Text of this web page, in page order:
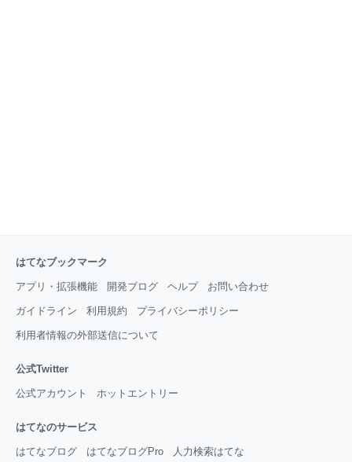
はてなブックマーク
アプリ・拡張機能 開発ブログ ヘルプ お問い合わせ
ガイドライン 利用規約 プライバシーポリシー
利用者情報の外部送信について
公式Twitter
公式アカウント ホットエントリー
はてなのサービス
はてなブログ はてなブログPro 人力検索はてな